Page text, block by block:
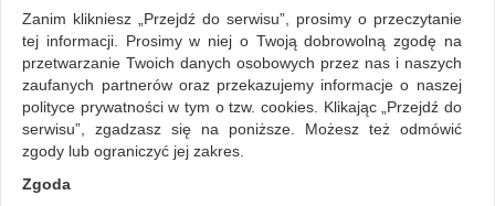
Zanim klikniesz „Przejdź do serwisu”, prosimy o przeczytanie
tej informacji. Prosimy w niej o Twoją dobrowolną zgodę na
przetwarzanie Twoich danych osobowych przez nas i naszych
zaufanych partnerów oraz przekazujemy informacje o naszej
polityce prywatności w tym o tzw. cookies. Klikając „Przejdź do
serwisu”, zgadzasz się na poniższe. Możesz też odmówić
zgody lub ograniczyć jej zakres.
Zgoda